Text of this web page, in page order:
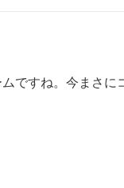
ですね。今まさ